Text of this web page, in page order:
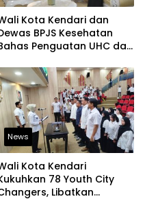
Kota Kendari dan
BPJS Kesehatan
Penguatan UHC dan
News
Kota Kendari
78 Youth City
Libatkan